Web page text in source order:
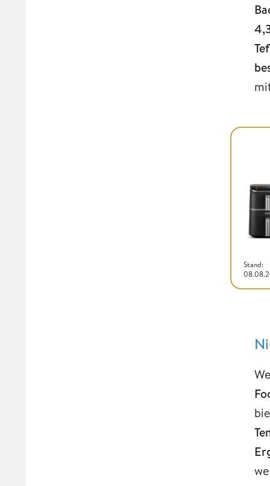
Stand: